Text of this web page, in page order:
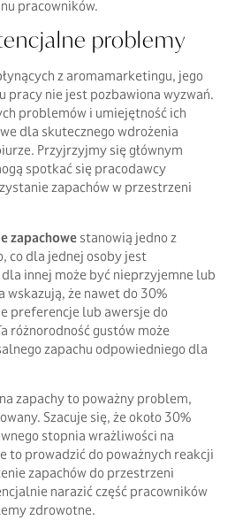
pracowników.
problemy
z aromamarketingu, jego
pracy nie jest pozbawiona wyzwań.
problemów i umiejętność ich
dla skutecznego wdrożenia
Przyjrzyjmy się głównym
spotkać się pracodawcy
zapachów w przestrzeni
zapachowe stanowią jedno z
co dla jednej osoby jest
innej może być nieprzyjemne lub
wskazują, że nawet do 30%
preferencje lub awersje do
różnorodność gustów może
zapachu odpowiedniego dla
zapachy to poważny problem,
Szacuje się, że około 30%
stopnia wrażliwości na
to prowadzić do poważnych reakcji
zapachów do przestrzeni
narazić część pracowników
zdrowotne.